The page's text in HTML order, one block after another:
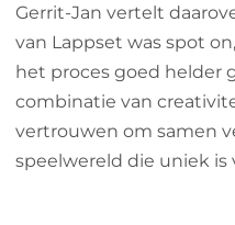
Gerrit-Jan vertelt
van Lappset was spot
het proces goed helder
combinatie van
vertrouwen om samen
speelwereld die uniek is